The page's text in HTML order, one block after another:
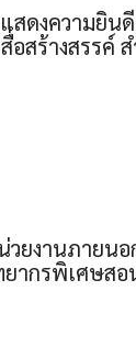
สดงความยิน
อสร้างสรรค์
ยงานภายนอ
ากรพิเศษส